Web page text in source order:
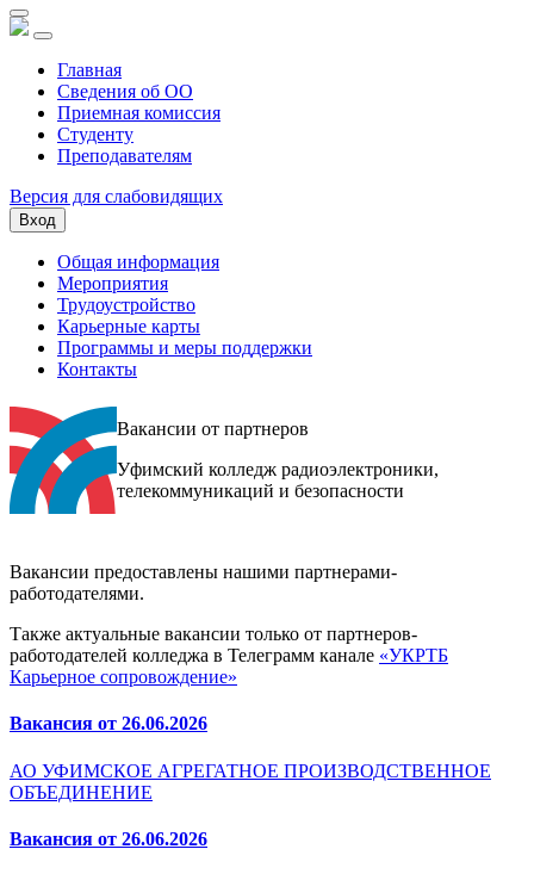
Главная
Сведения об ОО
Приемная комиссия
Студенту
Преподавателям
Версия для слабовидящих
Вход
Общая информация
Мероприятия
Трудоустройство
Карьерные карты
Программы и меры поддержки
Контакты
Вакансии от партнеров
Уфимский колледж радиоэлектроники,
телекоммуникаций и безопасности
Вакансии предоставлены нашими партнерами-
работодателями.
Также актуальные вакансии только от партнеров-
работодателей колледжа в Телеграмм канале «УКРТБ
Карьерное сопровождение»
Вакансия от 26.06.2026
АО УФИМСКОЕ АГРЕГАТНОЕ ПРОИЗВОДСТВЕННОЕ
ОБЪЕДИНЕНИЕ
Вакансия от 26.06.2026